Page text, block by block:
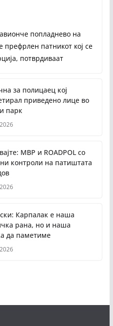
попладнево на
префрлен патникот кој се
потврдиваат
за полицаец кој
приведено лице во
парк
МВР и ROADPOL со
контроли на патиштата
Карпалак е наша
рана, но и наша
да паметиме